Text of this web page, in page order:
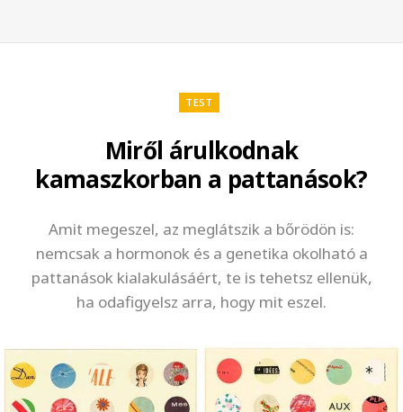
TEST
Miről árulkodnak
kamaszkorban a pattanások?
Amit megeszel, az meglátszik a bőrödön is:
nemcsak a hormonok és a genetika okolható a
pattanások kialakulásáért, te is tehetsz ellenük,
ha odafigyelsz arra, hogy mit eszel.